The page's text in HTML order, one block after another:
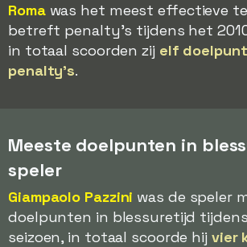
Romawas het meest effectieve
betreft penalty's tijdens het
in totaal scoorden zij elf
penalty's.
Meeste doelpunten in
speler
Giampaolo Pazzini was de speler
doelpunten in blessuretijd tijdens
seizoen, in totaal scoorde hij vier